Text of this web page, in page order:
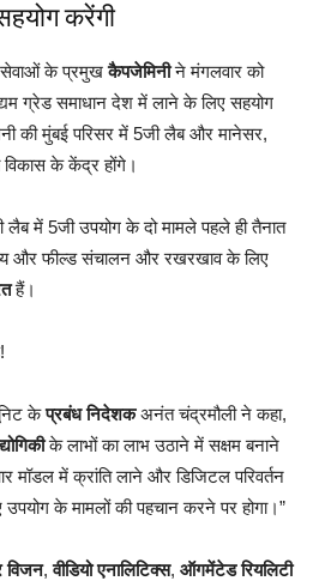
करेंगी
सेवाओं के प्रमुखकैपजेमिनीने मंगलवार को
ग्रेड समाधान देश में लाने के लिए सहयोग
की मुंबई परिसर में 5जी लैब और मानेसर,
के केंद्र होंगे।
लैब में 5जी उपयोग के दो मामले पहले ही तैनात
और फील्ड संचालन और रखरखाव के लिए
हैं।
केप्रबंध निदेशकअनंत चंद्रमौली ने कहा,
के लाभों का लाभ उठाने में सक्षम बनाने
मॉडल में क्रांति लाने और डिजिटल परिवर्तन
के मामलों की पहचान करने पर होगा।”
विजन,वीडियो एनालिटिक्स, ऑगमेंटेड रियलिटी